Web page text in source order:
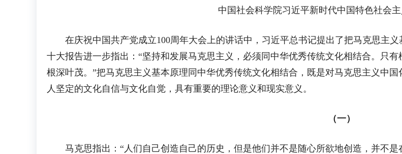
中国社会科学院习近平新时代中国特色社会
在庆祝中国共产党成立100周年大会上的讲话中，习近平总书记提出了把马克思主义
十大报告进一步指出：“坚持和发展马克思主义，必须同中华优秀传统文化相结合。只
根深叶茂。”把马克思主义基本原理同中华优秀传统文化相结合，既是对马克思主义中
人坚定的文化自信与文化自觉，具有重要的理论意义和现实意义。
（一）
马克思指出：“人们自己创造自己的历史，但是他们并不是随心所欲地创造，并不是